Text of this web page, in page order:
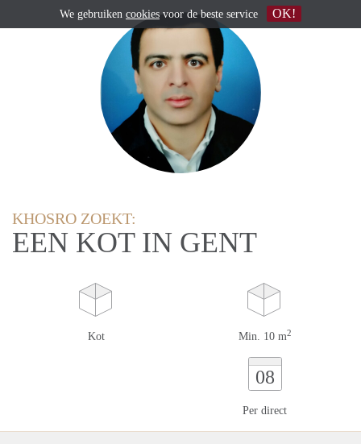
KHOSRO ZOEKT:
EEN KOT IN GENT
Kot Min. 10 m2
08
Per direct
We gebruiken cookiesvoor de beste service OK!